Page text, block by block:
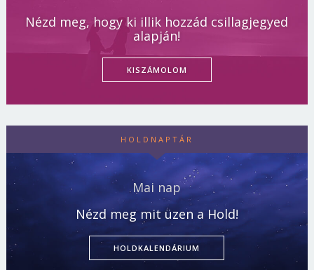
Nézd meg, hogy ki illik hozzád csillagjegyed
alapján!
KISZÁMOLOM
HOLDNAPTÁR
Mai nap
Nézd meg mit üzen a Hold!
HOLDKALENDÁRIUM